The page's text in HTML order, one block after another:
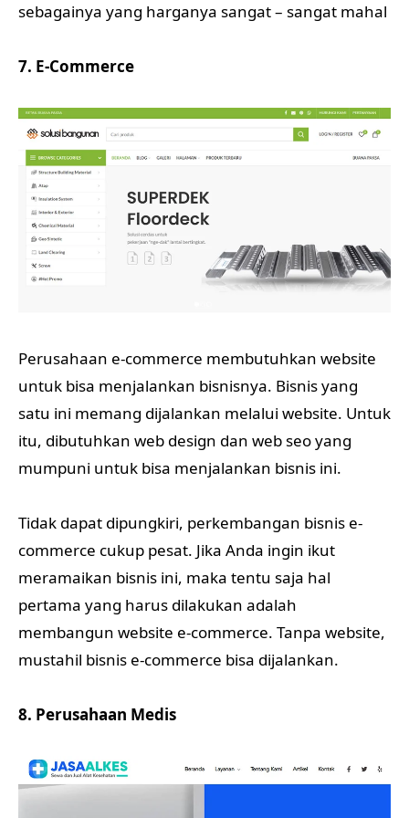
sebagainya yang harganya sangat – sangat mahal
7. E-Commerce
Perusahaan e-commerce membutuhkan website
untuk bisa menjalankan bisnisnya. Bisnis yang
satu ini memang dijalankan melalui website. Untuk
itu, dibutuhkan web design dan web seo yang
mumpuni untuk bisa menjalankan bisnis ini.
Tidak dapat dipungkiri, perkembangan bisnis e-
commerce cukup pesat. Jika Anda ingin ikut
meramaikan bisnis ini, maka tentu saja hal
pertama yang harus dilakukan adalah
membangun website e-commerce. Tanpa website,
mustahil bisnis e-commerce bisa dijalankan.
8. Perusahaan Medis